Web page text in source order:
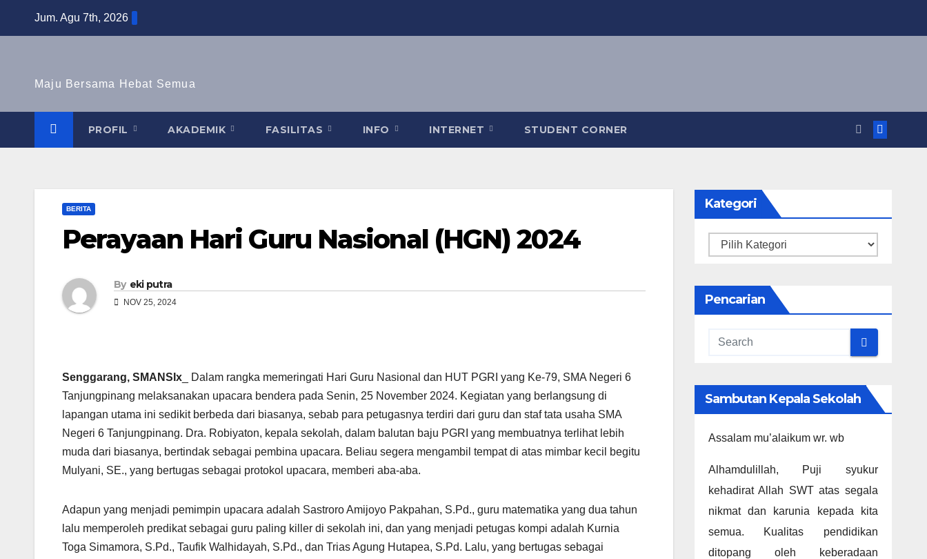
Jum. Agu 7th, 2026
Maju Bersama Hebat Semua
PROFIL AKADEMIK FASILITAS INFO INTERNET STUDENT CORNER
BERITA
Perayaan Hari Guru Nasional (HGN) 2024
By eki putra
NOV 25, 2024
Senggarang, SMANSIx _ Dalam rangka memeringati Hari Guru Nasional dan HUT PGRI yang Ke-79, SMA Negeri 6
Tanjungpinang melaksanakan upacara bendera pada Senin, 25 November 2024. Kegiatan yang berlangsung di
lapangan utama ini sedikit berbeda dari biasanya, sebab para petugasnya terdiri dari guru dan staf tata usaha SMA
Negeri 6 Tanjungpinang. Dra. Robiyaton, kepala sekolah, dalam balutan baju PGRI yang membuatnya terlihat lebih
muda dari biasanya, bertindak sebagai pembina upacara. Beliau segera mengambil tempat di atas mimbar kecil begitu
Mulyani, SE., yang bertugas sebagai protokol upacara, memberi aba-aba.
Adapun yang menjadi pemimpin upacara adalah Sastroro Amijoyo Pakpahan, S.Pd., guru matematika yang dua tahun
lalu memperoleh predikat sebagai guru paling killer di sekolah ini, dan yang menjadi petugas kompi adalah Kurnia
Toga Simamora, S.Pd., Taufik Walhidayah, S.Pd., dan Trias Agung Hutapea, S.Pd. Lalu, yang bertugas sebagai
Kategori
Kategori
Pencarian
Sambutan Kepala Sekolah
Assalam mu’alaikum wr. wb
Alhamdulillah, Puji syukur
kehadirat Allah SWT atas segala
nikmat dan karunia kepada kita
semua. Kualitas pendidikan
ditopang oleh keberadaan